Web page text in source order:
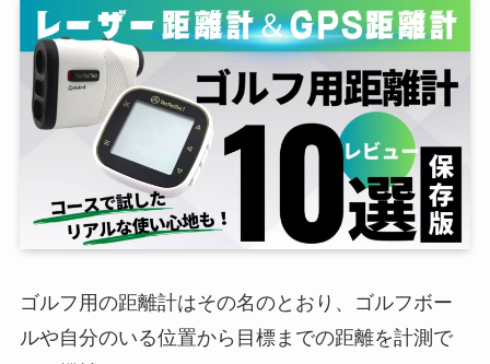
ゴルフ用の距離計はその名のとおり、ゴルフボー
ルや自分のいる位置から目標までの距離を計測で